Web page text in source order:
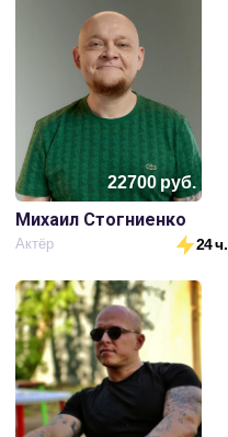
22700руб.
Михаил Стогниенко
Актёр 24 ч.